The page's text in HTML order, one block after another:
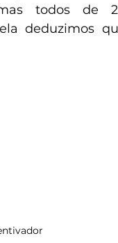
todos de
deduzimos